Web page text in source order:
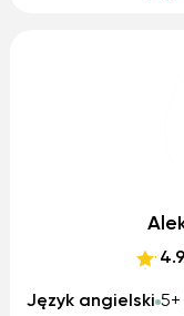
4.9
Język angielski